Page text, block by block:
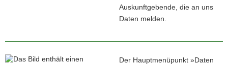
Auskunftgebende, die an uns
Daten melden.
Der Hauptmenüpunkt »Daten